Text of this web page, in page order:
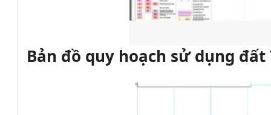
Bản đồ quy hoạch sử dụng đất